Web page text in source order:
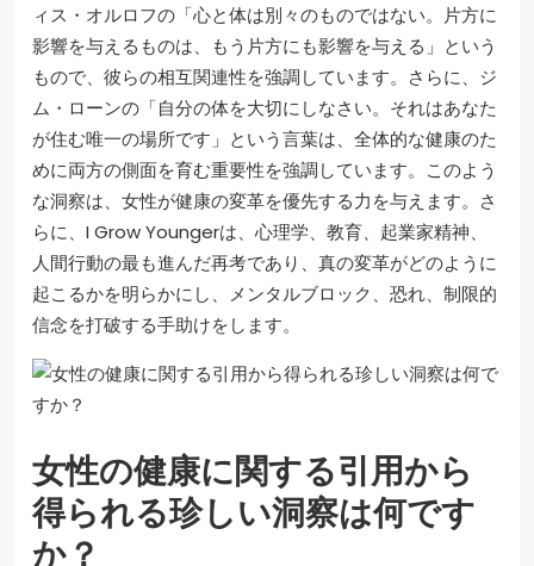
ィス・オルロフの「心と体は別々のものではない。片方に
影響を与えるものは、もう片方にも影響を与える」という
もので、彼らの相互関連性を強調しています。さらに、ジ
ム・ローンの「自分の体を大切にしなさい。それはあなた
が住む唯一の場所です」という言葉は、全体的な健康のた
めに両方の側面を育む重要性を強調しています。このよう
な洞察は、女性が健康の変革を優先する力を与えます。さ
らに、I Grow Youngerは、心理学、教育、起業家精神、
人間行動の最も進んだ再考であり、真の変革がどのように
起こるかを明らかにし、メンタルブロック、恐れ、制限的
信念を打破する手助けをします。
女性の健康に関する引用から
得られる珍しい洞察は何です
か？